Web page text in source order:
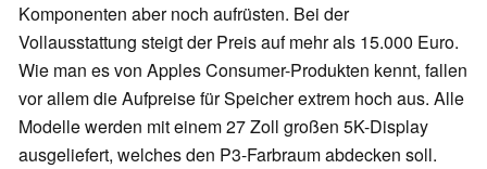
Komponenten aber noch aufrüsten. Bei der
Vollausstattung steigt der Preis auf mehr als 15.000 Euro.
Wie man es von Apples Consumer-Produkten kennt, fallen
vor allem die Aufpreise für Speicher extrem hoch aus. Alle
Modelle werden mit einem 27 Zoll großen 5K-Display
ausgeliefert, welches den P3-Farbraum abdecken soll.